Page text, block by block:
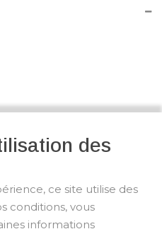
des
ce site utilise des
conditions, vous
informations